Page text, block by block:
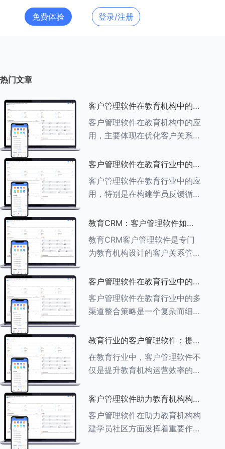
免费体验 登录/注册
热门文章
客户管理软件在教育机构中的应
用探索
客户管理软件在教育机构中的应
用，主要体现在优化客户关系管
作效率及促进业务增长等多个方
面。以下是对客户管理软件在教
育机构中应用的具体探索：
###一、
客户管理软件在教育行业中的学
员反馈循环机制
客户管理软件在教育行业中的应
用，特别是在构建学员反馈循环
用。以下是对客户管理软件在教
育行业中学员反馈循环机制的详
细分析： ###一、学员反馈循
环机制
教育CRM：客户管理软件如何
助力教育机构实现可持续发展
教育CRM客户管理软件是专门
为教育机构设计的客户关系管理
家长、教师及其他相关方的互
动，对教育机构实现可持续发展
具有重要意义。以下是教育
CRM如何助力教育
客户管理软件在教育行业中的多
渠道整合策略
客户管理软件在教育行业中的多
渠道整合策略是一个复杂而细致
多种渠道，提升教育机构的市场
竞争力、客户满意度和运营效
率。以下是对这一策略的具体分
析： ###
教育行业的客户管理软件：提升
家长参与度的关键
在教育行业中，客户管理软件不
仅是提升教育机构运营效率的重
促进家校合作的关键。以下将详
细探讨如何通过教育行业的客户
管理软件来提升家长的参与度。
###
客户管理软件助力教育机构构建
学员社区
客户管理软件在助力教育机构构
建学员社区方面发挥着重要作